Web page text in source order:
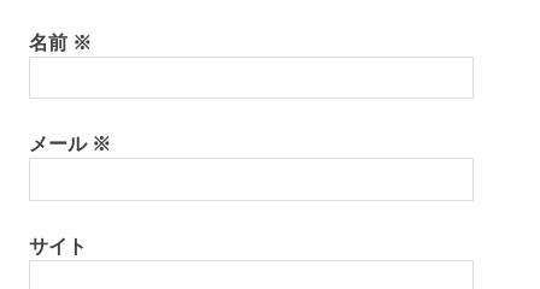
名前 ※
メール ※
サイト